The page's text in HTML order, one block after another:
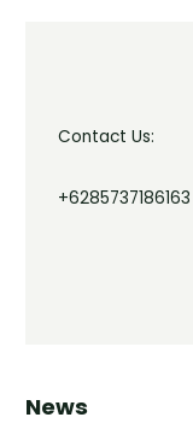
Contact Us:
+6285737186163
News